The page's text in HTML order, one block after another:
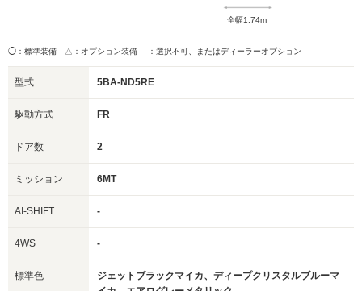
全幅1.74m
◯：標準装備 △：オプション装備 -：選択不可、またはディーラーオプション
型式 5BA-ND5RE
駆動方式 FR
ドア数 2
ミッション 6MT
AI-SHIFT -
4WS -
標準色
ジェットブラックマイカ、ディープクリスタルブルーマ